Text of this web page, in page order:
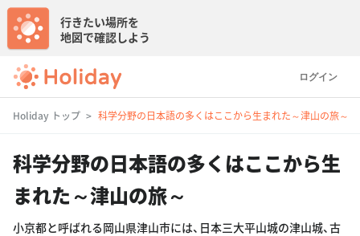
ログイン
行きたい場所を
地図で確認しよう
Holiday トップ 科学分野の日本語の多くはここから生まれた～津山の旅～
科学分野の日本語の多くはここから生
まれた～津山の旅～
小京都と呼ばれる岡山県津山市には、日本三大平山城の津山城、古